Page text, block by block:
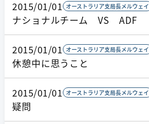
2015/01/01 オーストラリア支局長メルウェイ
ナショナルチーム VS ADF
2015/01/01 オーストラリア支局長メルウェイ
休憩中に思うこと
2015/01/01 オーストラリア支局長メルウェイ
疑問